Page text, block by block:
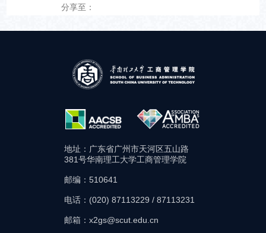
分享至：
地址：广东省广州市天河区五山路
381号华南理工大学工商管理学院
邮编：510641
电话：(020) 87113229 / 87113231
邮箱：x2gs@scut.edu.cn